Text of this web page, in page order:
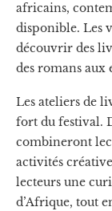
africains,
disponible. Les
découvrir des
des romans aux
Les ateliers de
fort du festival.
combineront
activités
lecteurs une
d’Afrique, tout